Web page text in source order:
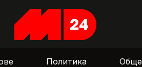
Политика